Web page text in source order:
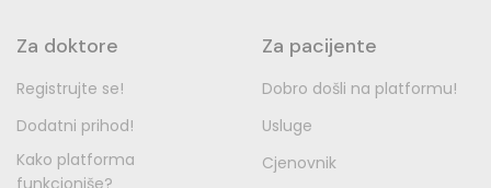
Za doktore
Registrujte se!
Dodatni prihod!
Kako platforma
Za pacijente
Dobro došli na platformu!
Usluge
Cjenovnik